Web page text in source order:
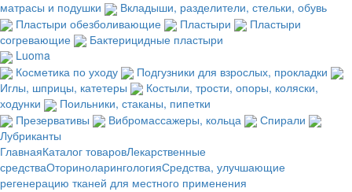
матрасы и подушки
Вкладыши, разделители, стельки, обувь
Пластыри обезболивающие
Пластыри
Пластыри
согревающие
Бактерицидные пластыри
Luoma
Косметика по уходу
Подгузники для взрослых, прокладки
Иглы, шприцы, катетеры
Костыли, трости, опоры, коляски,
ходунки
Поильники, стаканы, пипетки
Презервативы
Вибромассажеры, кольца
Спирали
Лубриканты
ГлавнаяКаталог товаровЛекарственные
средстваОториноларингологияСредства, улучшающие
регенерацию тканей для местного применения